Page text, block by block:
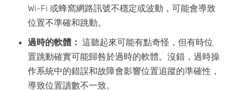
Wi-Fi 或蜂窩網路訊號不穩定或波動，可能會導致
位置不準確和跳動。
過時的軟體： 這聽起來可能有點奇怪，但有時位
置跳動確實可能歸咎於過時的軟體。沒錯，過時操
作系統中的錯誤和故障會影響位置追蹤的準確性，
導致位置讀數不一致。